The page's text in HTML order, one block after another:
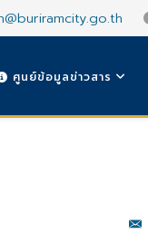
ศูนย์ข้อมูลข่าวสาร